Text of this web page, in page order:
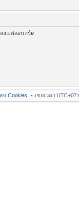
งแต่ละบอร์ด
เขตเวลา
ลบ Cookies